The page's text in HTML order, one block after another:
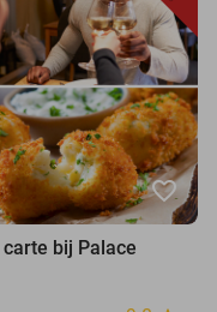
favorite_border
bij Palace